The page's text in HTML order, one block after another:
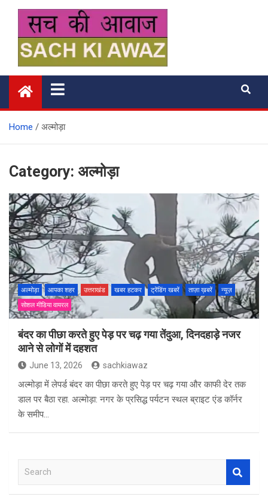
content
सच की आवाज
Home अल्मोड़ा
Category: अल्मोड़ा
अल्मोड़ा आपका शहर उत्तराखंड खबर हटकर ट्रेंडिंग खबरें ताज़ा ख़बरें
न्यूज़
सोशल मीडिया वायरल
बंदर का पीछा करते हुए पेड़ पर चढ़ गया तेंदुआ, दिनदहाड़े नजर
आने से लोगों में दहशत
June 13, 2026 sachkiawaz
अल्मोड़ा में लेपर्ड बंदर का पीछा करते हुए पेड़ पर चढ़ गया और काफी देर तक
डाल पर बैठा रहा. अल्मोड़ा: नगर के प्रसिद्ध पर्यटन स्थल ब्राइट एंड कॉर्नर
के समीप…
a